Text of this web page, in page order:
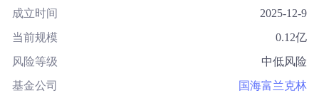
成立时间 2025-12-9
当前规模 0.12亿
风险等级 中低风险
基金公司 国海富兰克林